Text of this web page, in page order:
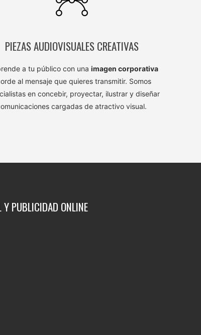
PIEZAS AUDIOVISUALES CREATIVAS
a tu público con una imagen corporativa
al mensaje que quieres transmitir. Somos
en concebir, proyectar, ilustrar y diseñar
cargadas de atractivo visual.
Y PUBLICIDAD ONLINE